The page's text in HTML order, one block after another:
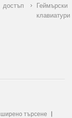
достъп
Геймърски
клавиатури
търсене